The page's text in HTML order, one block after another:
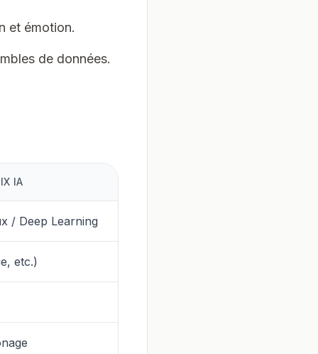
et émotion.
de données.
IA
/ Deep Learning
etc.)